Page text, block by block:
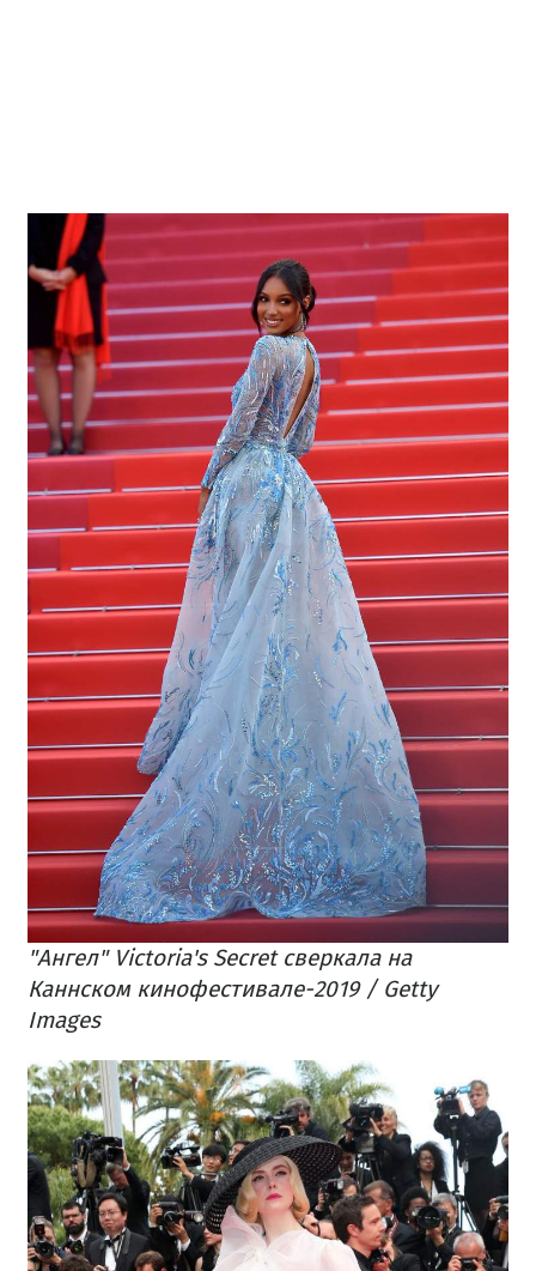
"Ангел" Victoria's Secret сверкала на
Каннском кинофестивале-2019 / Getty
Images